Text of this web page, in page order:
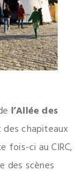
l’Allée des
chapiteaux
fois-ci au CIRC,
des scènes